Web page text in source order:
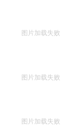
图片加载失败
图片加载失败
图片加载失败